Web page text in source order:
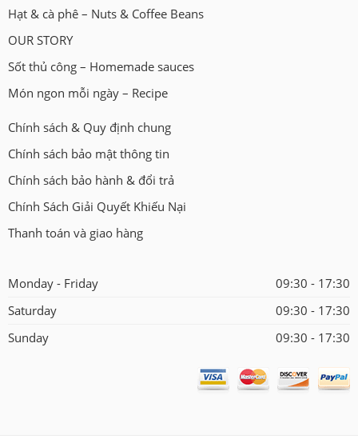
Hạt & cà phê – Nuts & Coffee Beans
OUR STORY
Sốt thủ công – Homemade sauces
Món ngon mỗi ngày – Recipe
Chính sách & Quy định chung
Chính sách bảo mật thông tin
Chính sách bảo hành & đổi trả
Chính Sách Giải Quyết Khiếu Nại
Thanh toán và giao hàng
Monday - Friday
09:30 - 17:30
Saturday
09:30 - 17:30
Sunday
09:30 - 17:30